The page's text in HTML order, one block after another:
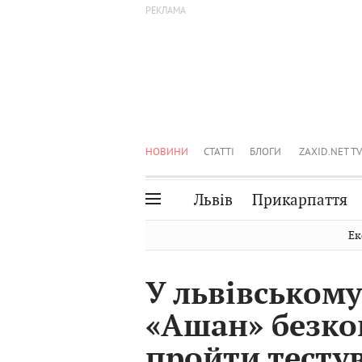
НОВИНИ СТАТТІ БЛОГИ ZAXID.NET TV
Львів Прикарпаття
Волинь
Закарпаття
Чернівці
Шептицький
У
«Ашан»